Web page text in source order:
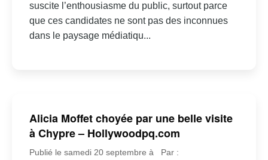
suscite l’enthousiasme du public, surtout parce
que ces candidates ne sont pas des inconnues
dans le paysage médiatiqu...
Alicia Moffet choyée par une belle visite
à Chypre – Hollywoodpq.com
Publié le samedi 20 septembre à
Par :